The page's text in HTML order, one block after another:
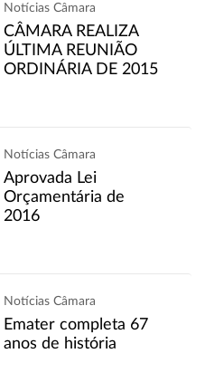
Notícias Câmara
CÂMARA REALIZA
ÚLTIMA REUNIÃO
ORDINÁRIA DE 2015
Notícias Câmara
Aprovada Lei
Orçamentária de
2016
Notícias Câmara
Emater completa 67
anos de história